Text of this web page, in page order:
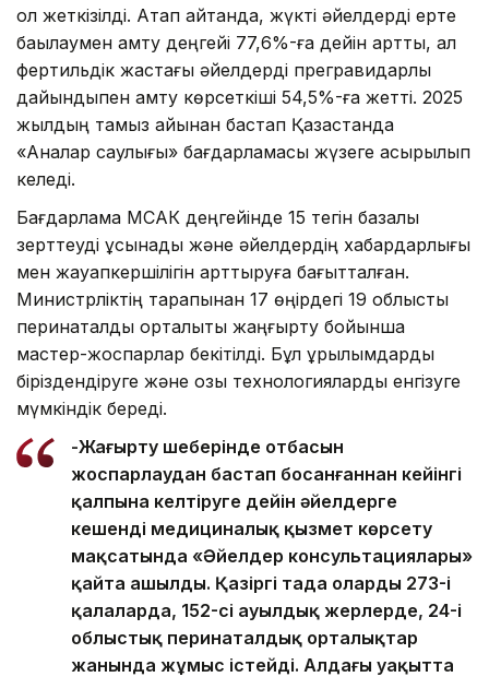
қол жеткізілді. Атап айтқанда, жүкті әйелдерді ерте
бақылаумен қамту деңгейі 77,6%-ға дейін артты, ал
фертильдік жастағы әйелдерді прегравидарлық
дайындықпен қамту көрсеткіші 54,5%-ға жетті. 2025
жылдың тамыз айынан бастап Қазақстанда
«Аналар саулығы» бағдарламасы жүзеге асырылып
келеді.
Бағдарлама МСАК деңгейінде 15 тегін базалық
зерттеуді ұсынады және әйелдердің хабардарлығы
мен жауапкершілігін арттыруға бағытталған.
Министрліктің тарапынан 17 өңірдегі 19 облыстық
перинаталдық орталықты жаңғырту бойынша
мастер-жоспарлар бекітілді. Бұл құрылымдарды
біріздендіруге және озық технологияларды енгізуге
мүмкіндік береді.
-Жаңғырту шеңберінде отбасын
жоспарлаудан бастап босанғаннан кейінгі
қалпына келтіруге дейін әйелдерге
кешенді медициналық қызмет көрсету
мақсатында «Әйелдер консультациялары»
қайта ашылды. Қазіргі таңда олардың 273-і
қалаларда, 152-сі ауылдық жерлерде, 24-і
облыстық перинаталдық орталықтар
жанында жұмыс істейді. Алдағы уақытта